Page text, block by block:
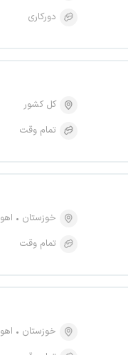
دورکاری
کل کشور
تمام وقت
خوزستان
تمام وقت
خوزستان